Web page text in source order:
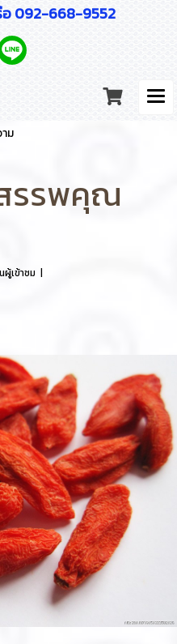
อ 092-668-9552
ม
รรพคุณ
ผู้เข้าชม |